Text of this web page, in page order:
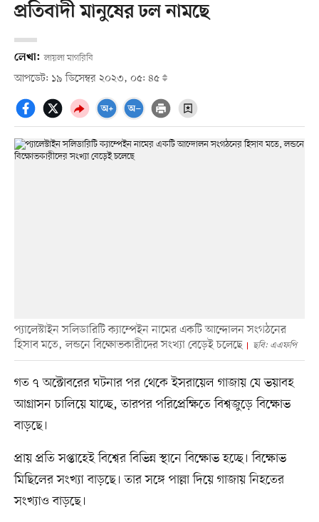
প্রতিবাদী মানুষের ঢল নামছে
লেখা: লায়লা মাগরিবি
আপডেট: ১৯ ডিসেম্বর ২০২৩, ০৫: ৪৫
প্যালেস্টাইন সলিডারিটি ক্যাম্পেইন নামের একটি আন্দোলন সংগঠনের
হিসাব মতে, লন্ডনে বিক্ষোভকারীদের সংখ্যা বেড়েই চলেছে
ছবি: এএফপি
গত ৭ অক্টোবরের ঘটনার পর থেকে ইসরায়েল গাজায় যে ভয়াবহ
আগ্রাসন চালিয়ে যাচ্ছে, তারপর পরিপ্রেক্ষিতে বিশ্বজুড়ে বিক্ষোভ
বাড়ছে।
প্রায় প্রতি সপ্তাহেই বিশ্বের বিভিন্ন স্থানে বিক্ষোভ হচ্ছে। বিক্ষোভ
মিছিলের সংখ্যা বাড়ছে। তার সঙ্গে পাল্লা দিয়ে গাজায় নিহতের
সংখ্যাও বাড়ছে।